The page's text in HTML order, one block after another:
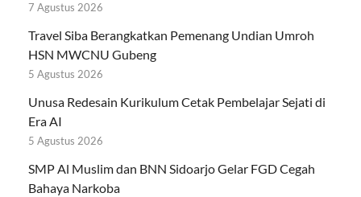
7 Agustus 2026
Travel Siba Berangkatkan Pemenang Undian Umroh
HSN MWCNU Gubeng
5 Agustus 2026
Unusa Redesain Kurikulum Cetak Pembelajar Sejati di
Era AI
5 Agustus 2026
SMP Al Muslim dan BNN Sidoarjo Gelar FGD Cegah
Bahaya Narkoba